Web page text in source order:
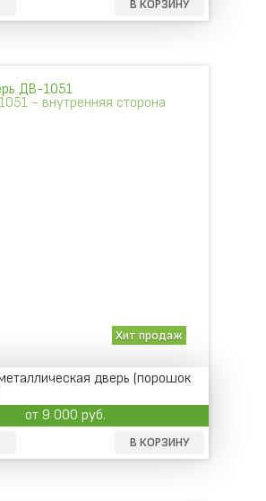
В КОРЗИНУ
Хит продаж
дверь (порошок
от 9 000 руб.
В КОРЗИНУ